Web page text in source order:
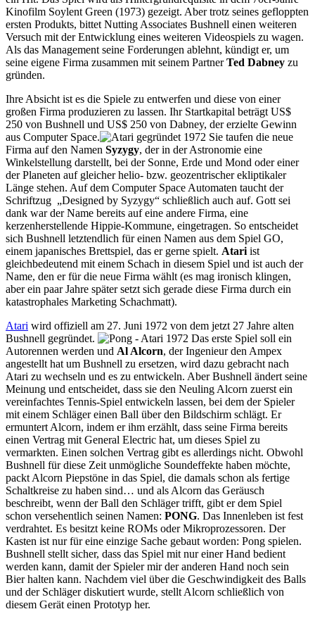
Kinofilm Soylent Green (1973) gezeigt. Aber trotz seines gefloppten
ersten Produkts, bittet Nutting Associates Bushnell einen weiteren
Versuch mit der Entwicklung eines weiteren Videospiels zu wagen.
Als das Management seine Forderungen ablehnt, kündigt er, um
seine eigene Firma zusammen mit seinem PartnerTed Dabney zu
gründen.
Ihre Absicht ist es die Spiele zu entwerfen und diese von einer
großen Firma produzieren zu lassen. Ihr Startkapital beträgt US$
250 von Bushnell und US$ 250 von Dabney, der erzielte Gewinn
aus Computer Space.
Sie taufen die neue
Firma auf den Namen Syzygy, der in der Astronomie eine
Winkelstellung darstellt, bei der Sonne, Erde und Mond oder einer
der Planeten auf gleicher helio- bzw. geozentrischer ekliptikaler
Länge stehen. Auf dem Computer Space Automaten taucht der
Schriftzug „Designed by Syzygy“ schließlich auch auf. Gott sei
dank war der Name bereits auf eine andere Firma, eine
kerzenherstellende Hippie-Kommune, eingetragen. So entscheidet
sich Bushnell letztendlich für einen Namen aus dem Spiel GO,
einem japanisches Brettspiel, das er gerne spielt. Atari ist
gleichbedeutend mit einem Schach in diesem Spiel und ist auch der
Name, den er für die neue Firma wählt (es mag ironisch klingen,
aber ein paar Jahre später setzt sich gerade diese Firma durch ein
katastrophales Marketing Schachmatt).
Atari wird offiziell am 27. Juni 1972 von dem jetzt 27 Jahre alten
Bushnell gegründet.
Das erste Spiel soll ein
Autorennen werden und Al Alcorn, der Ingenieur den Ampex
angestellt hat um Bushnell zu ersetzen, wird dazu gebracht nach
Atari zu wechseln und es zu entwickeln. Aber Bushnell ändert seine
Meinung und entscheidet, dass sie den Neuling Alcorn zuerst ein
vereinfachtes Tennis-Spiel entwickeln lassen, bei dem der Spieler
mit einem Schläger einen Ball über den Bildschirm schlägt. Er
ermuntert Alcorn, indem er ihm erzählt, dass seine Firma bereits
einen Vertrag mit General Electric hat, um dieses Spiel zu
vermarkten. Einen solchen Vertrag gibt es allerdings nicht. Obwohl
Bushnell für diese Zeit unmögliche Soundeffekte haben möchte,
packt Alcorn Piepstöne in das Spiel, die damals schon als fertige
Schaltkreise zu haben sind… und als Alcorn das Geräusch
beschreibt, wenn der Ball den Schläger trifft, gibt er dem Spiel
schon versehentlich seinen Namen: PONG. Das Innenleben ist fest
verdrahtet. Es besitzt keine ROMs oder Mikroprozessoren. Der
Kasten ist nur für eine einzige Sache gebaut worden: Pong spielen.
Bushnell stellt sicher, dass das Spiel mit nur einer Hand bedient
werden kann, damit der Spieler mir der anderen Hand noch sein
Bier halten kann. Nachdem viel über die Geschwindigkeit des Balls
und der Schläger diskutiert wurde, stellt Alcorn schließlich von
diesem Gerät einen Prototyp her.